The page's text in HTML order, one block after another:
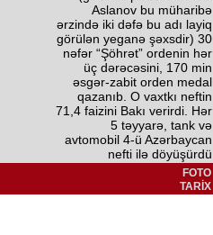
Aslanov bu müharibə
ərzində iki dəfə bu adı layiq
görülən yeganə şəxsdir) 30
nəfər “Şöhrət” ordenin hər
üç dərəcəsini, 170 min
əsgər-zabit orden medal
qazanıb. O vaxtkı neftin
71,4 faizini Bakı verirdi. Hər
5 təyyarə, tank və
avtomobil 4-ü Azərbaycan
nefti ilə döyüşürdü
FOTO
TARİX